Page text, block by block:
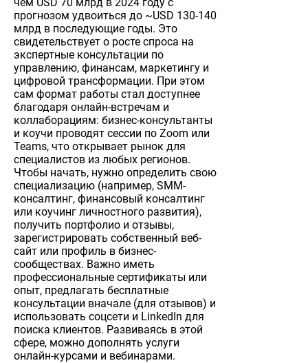
прогнозом удвоиться до ~USD 130-140
млрд в последующие годы. Это
свидетельствует о росте спроса на
экспертные консультации по
управлению, финансам, маркетингу и
цифровой трансформации. При этом
сам формат работы стал доступнее
благодаря онлайн-встречам и
коллаборациям: бизнес-консультанты
и коучи проводят сессии по Zoom или
Teams, что открывает рынок для
специалистов из любых регионов.
Чтобы начать, нужно определить свою
специализацию (например, SMM-
консалтинг, финансовый консалтинг
или коучинг личностного развития),
получить портфолио и отзывы,
зарегистрировать собственный веб-
сайт или профиль в бизнес-
сообществах. Важно иметь
профессиональные сертификаты или
опыт, предлагать бесплатные
консультации вначале (для отзывов) и
использовать соцсети и LinkedIn для
поиска клиентов. Развиваясь в этой
сфере, можно дополнять услуги
онлайн-курсами и вебинарами.